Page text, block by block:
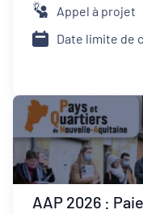
Appel à projet
Date limite de
AAP 2026 :